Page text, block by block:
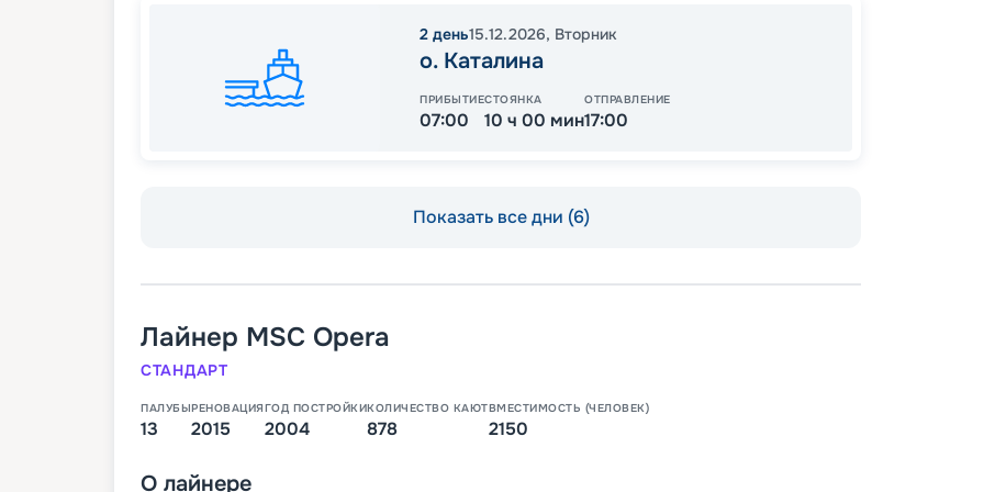
2 день15.12.2026, Вторник
о. Каталина
ПРИБЫТИЕ
07:00
СТОЯНКА
10 ч 00 мин
ОТПРАВЛЕНИЕ
17:00
Показать все дни (6)
Лайнер MSC Opera
СТАНДАРТ
ПАЛУБЫ
13
РЕНОВАЦИЯ
2015
ГОД ПОСТРОЙКИ
2004
КОЛИЧЕСТВО КАЮТ
878
ВМЕСТИМОСТЬ (ЧЕЛОВЕК)
2150
О лайнере